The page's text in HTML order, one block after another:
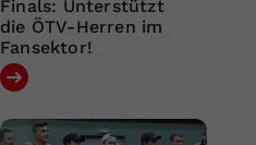
Finals: Unterstützt
die ÖTV-Herren im
Fansektor!